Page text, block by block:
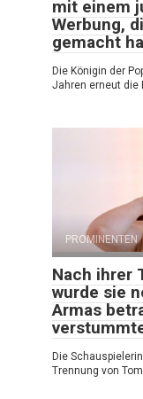
mit einem
Werbung,
gemacht
Die Königin der
Jahren erneut die
PROMINENTEN
Nach ihrer
wurde sie
Armas
Die
Trennung von